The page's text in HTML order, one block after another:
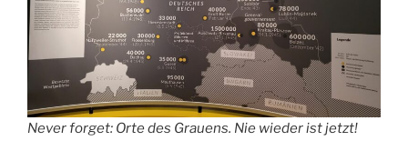
Never forget: Orte des Grauens. Nie wieder ist jetzt!